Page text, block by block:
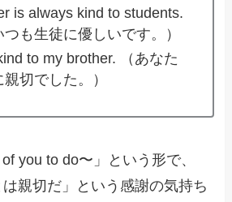
is always kind to students.
つも生徒に優しいです。）
to my brother. （あなた
切でした。）
you to do〜」という形で、
は親切だ」という感謝の気持ち